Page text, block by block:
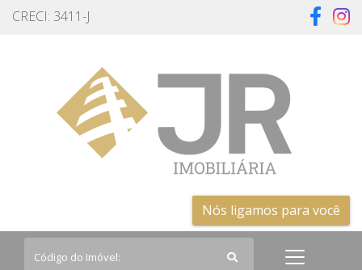
CRECI: 3411-J
Nós ligamos para você